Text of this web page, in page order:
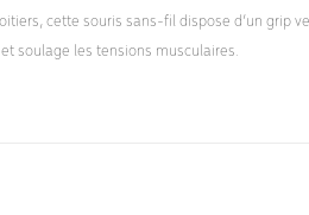
cette souris sans-fil dispose d’un grip
soulage les tensions musculaires.